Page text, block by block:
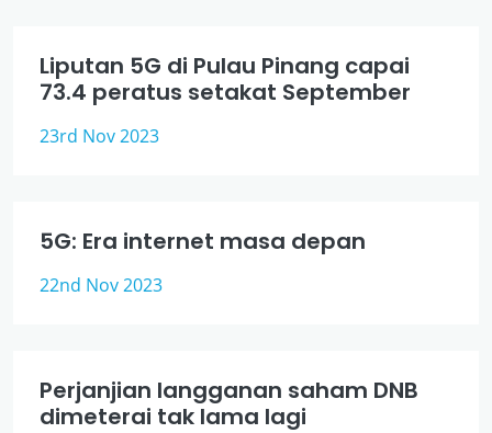
Liputan 5G di Pulau Pinang capai
73.4 peratus setakat September
23rd Nov 2023
5G: Era internet masa depan
22nd Nov 2023
Perjanjian langganan saham DNB
dimeterai tak lama lagi